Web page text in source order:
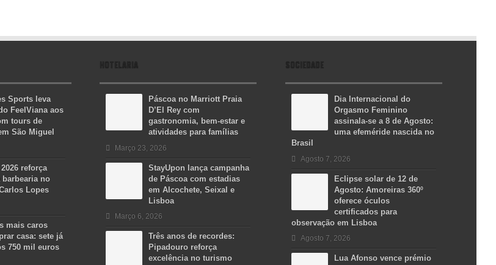
Sports leva
FeelViana aos
tours de
São Miguel
reforça
barbearia no
Lopes
mais caros
casa: sete já
750 mil euros
HOTELARIA
Páscoa no Marriott Praia
D’El Rey com
gastronomia, bem-estar e
atividades para famílias
Março 23, 2026
StayUpon lança campanha
de Páscoa com estadias
em Alcochete, Seixal e
Lisboa
Março 6, 2026
Três anos de recordes:
Pipadouro reforça
excelência no turismo
SOCIEDADE
Dia Internacional do
Orgasmo Feminino
assinala-se a 8 de Agosto:
uma efeméride nascida no
Brasil
Agosto 7, 2026
Eclipse solar de 12 de
Agosto: Amoreiras 360º
oferece óculos
certificados para
observação em Lisboa
Agosto 7, 2026
Lua Afonso vence prémio